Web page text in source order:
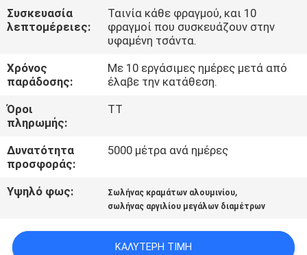
ΜΑΖΊ
ΖΗΤΉΣΤΕ
ΠΡΟΣΦΟΡΆ
SITEMAP
ΑΠΟΡΡΉΤΟΥ
Συσκευασία
λεπτομέρειες:
Ταινία κάθε φραγμού, και 10
φραγμοί που συσκευάζουν στην
υφαμένη τσάντα.
Χρόνος
παράδοσης:
Με 10 εργάσιμες ημέρες μετά από
έλαβε την κατάθεση.
Όροι
πληρωμής:
TT
Δυνατότητα
προσφοράς:
5000 μέτρα ανά ημέρες
Υψηλό φως: Σωλήνας κραμάτων αλουμινίου,
σωλήνας αργιλίου μεγάλων διαμέτρων
ΚΑΛΎΤΕΡΗ ΤΙΜΉ